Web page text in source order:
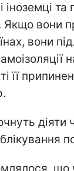
іноземці
Якщо вони
вони
її
діяти